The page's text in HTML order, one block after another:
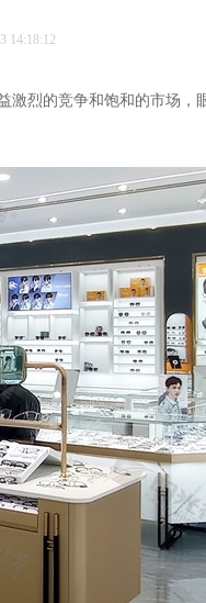
14:18:12
烈的竞争和饱和的市场